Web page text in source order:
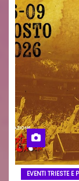
EVENTI TRIESTE E